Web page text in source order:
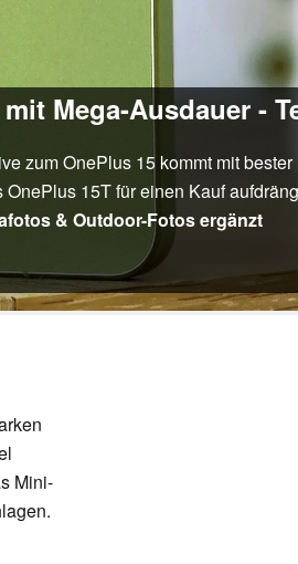
Mega-Ausdauer -
zum OnePlus 15 kommt mit
15T für einen Kauf
& Outdoor-Fotos ergänzt
Mini-